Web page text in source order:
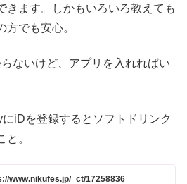
きます。しかもいろいろ教えても
方でも安心。
ないけど、アプリを入れればい
iDを登録するとソフトドリンク
。
www.nikufes.jp/_ct/17258836